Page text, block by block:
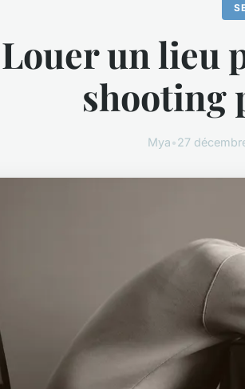
Louer un lieu
shooting
Mya•27